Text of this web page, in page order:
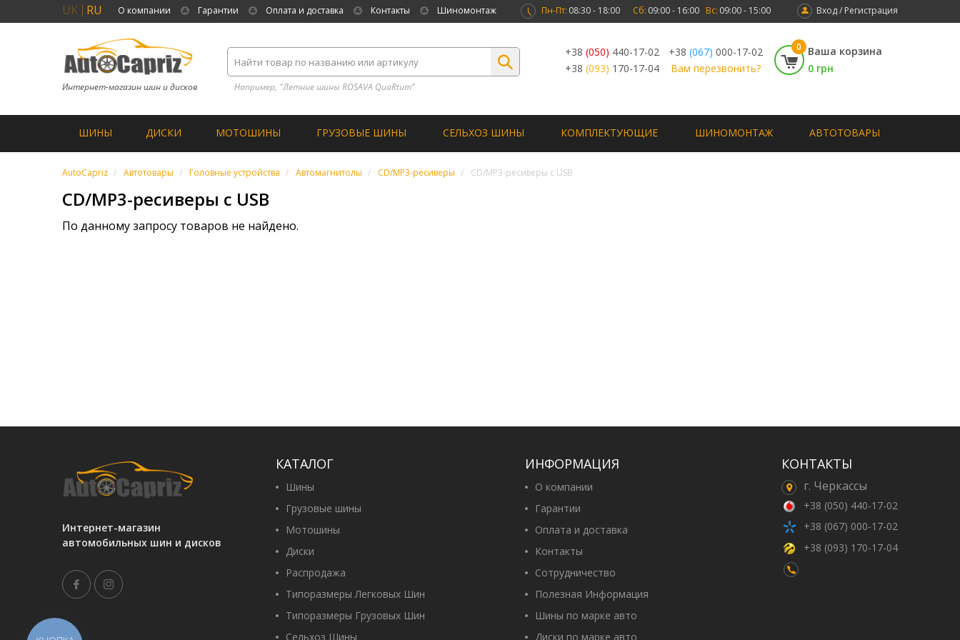
UK RU О компании Гарантии Оплата и доставка Контакты Шиномонтаж Вход / Регистрация
Пн-Пт: 08:30 - 18:00 Сб: 09:00 - 16:00 Вс: 09:00 - 15:00
Интернет-магазин шин и дисков Например, "Летние шины ROSAVA QuaRtum”
+38 (050) 440-17-02 +38 (067) 000-17-02
+38 (093) 170-17-04 Вам перезвонить?
0
Ваша корзина
0 грн
ШИНЫ ДИСКИ МОТОШИНЫ ГРУЗОВЫЕ ШИНЫ СЕЛЬХОЗ ШИНЫ КОМПЛЕКТУЮЩИЕ ШИНОМОНТАЖ АВТОТОВАРЫ
AutoCapriz Автотовары Головные устройства Автомагнитолы CD/MP3-ресиверы CD/MP3-ресиверы с USB
CD/MP3-ресиверы с USB
По данному запросу товаров не найдено.
Интернет-магазин
автомобильных шин и дисков
КАТАЛОГ
Шины
Грузовые шины
Мотошины
Диски
Распродажа
Типоразмеры Легковых Шин
Типоразмеры Грузовых Шин
Сельхоз Шины
ИНФОРМАЦИЯ
О компании
Гарантии
Оплата и доставка
Контакты
Сотрудничество
Полезная Информация
Шины по марке авто
Диски по марке авто
КОНТАКТЫ
г. Черкассы
+38 (050) 440-17-02
+38 (067) 000-17-02
+38 (093) 170-17-04